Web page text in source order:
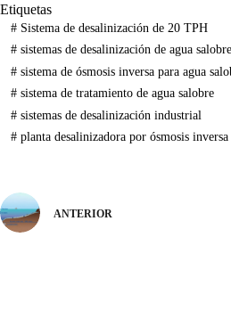
Etiquetas
#Sistema de desalinización de 20 TPH
#sistemas de desalinización de agua salobre
#sistema de ósmosis inversa para agua
#sistema de tratamiento de agua salobre
#sistemas de desalinización industrial
#planta desalinizadora por ósmosis inversa
ANTERIOR